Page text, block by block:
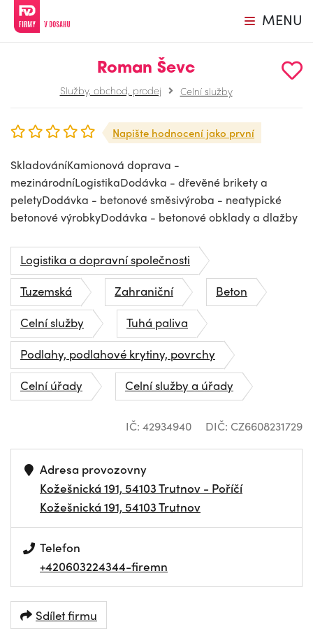
MENU
Roman Ševc
Služby, obchod, prodej Celní služby
Napište hodnocení jako první
SkladováníKamionová doprava -
mezinárodníLogistikaDodávka - dřevěné brikety a
peletyDodávka - betonové směsivýroba - neatypické
betonové výrobkyDodávka - betonové obklady a dlažby
Logistika a dopravní společnosti
Tuzemská
Zahraniční
Beton
Celní služby
Tuhá paliva
Podlahy, podlahové krytiny, povrchy
Celní úřady
Celní služby a úřady
IČ: 42934940 DIČ: CZ6608231729
Adresa provozovny
Kožešnická 191, 54103 Trutnov - Poříčí
Kožešnická 191, 54103 Trutnov
Telefon
+420603224344-firemn
Sdílet firmu